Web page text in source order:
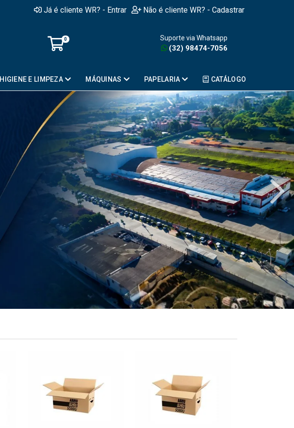
Já é cliente WR? - Entrar Não é cliente WR? - Cadastrar
0 Suporte via Whatsapp
(32) 98474-7056
HIGIENE E LIMPEZA MÁQUINAS PAPELARIA CATÁLOGO